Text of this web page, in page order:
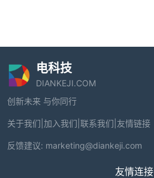
电科技
DIANKEJI.COM
创新未来 与你同行
关于我们 加入我们 联系我们 友情链接
反馈建议: marketing@diankeji.com
友情连接